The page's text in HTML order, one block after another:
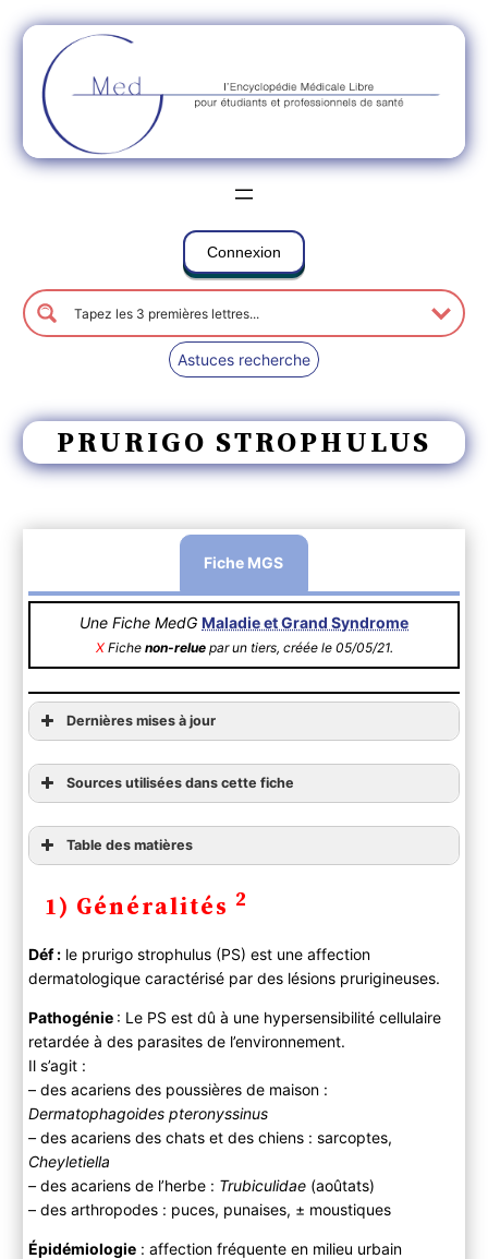
Connexion
Astuces recherche
PRURIGO STROPHULUS
Fiche MGS
Une Fiche MedG Maladie et Grand Syndrome
XFiche non-reluepar un tiers, créée le 05/05/21.
Dernières mises à jour
Sources utilisées dans cette fiche
Table des matières
2) Diagnostic
Anamnèse
Examen physique
B ) Paraclinique
C ) Diagnostic différentiel
3) Evolution
4) PEC
1) Généralités 2
Déf :le prurigo strophulus (PS) est une affection
dermatologique caractérisé par des lésions prurigineuses.
Pathogénie : Le PS est dû à une hypersensibilité cellulaire
retardée à des parasites de l’environnement.
Il s’agit :
– des acariens des poussières de maison :
Dermatophagoides pteronyssinus
– des acariens des chats et des chiens : sarcoptes,
Cheyletiella
– des acariens de l’herbe : Trubiculidae(aoûtats)
– des arthropodes : puces, punaises, ± moustiques
Épidémiologie: affection fréquente en milieu urbain